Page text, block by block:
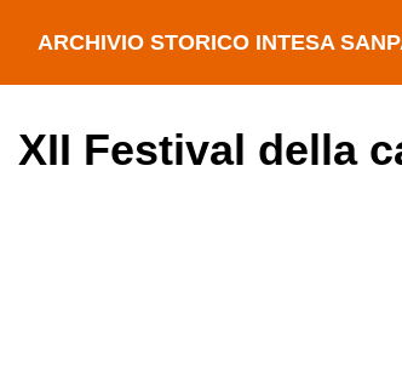
ARCHIVIO STORICO INTESA
XII Festival della